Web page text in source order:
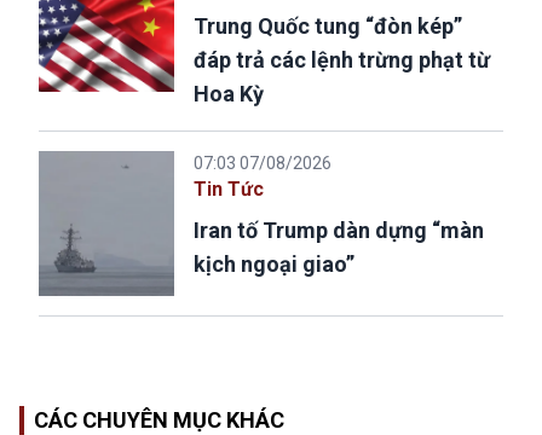
Trung Quốc tung “đòn kép”
đáp trả các lệnh trừng phạt từ
Hoa Kỳ
07:03 07/08/2026
Tin Tức
Iran tố Trump dàn dựng “màn
kịch ngoại giao”
CÁC CHUYÊN MỤC KHÁC